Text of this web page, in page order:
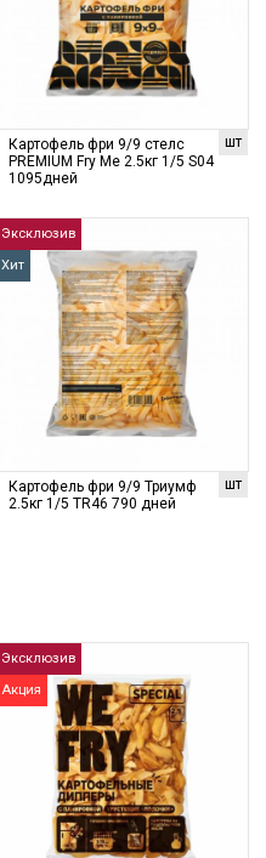
шт
Картофель фри 9/9 стелс
PREMIUM Fry Me 2.5кг 1/5 S04
1095дней
Эксклюзив
Хит
шт
Картофель фри 9/9 Триумф
2.5кг 1/5 TR46 790 дней
Эксклюзив
Акция